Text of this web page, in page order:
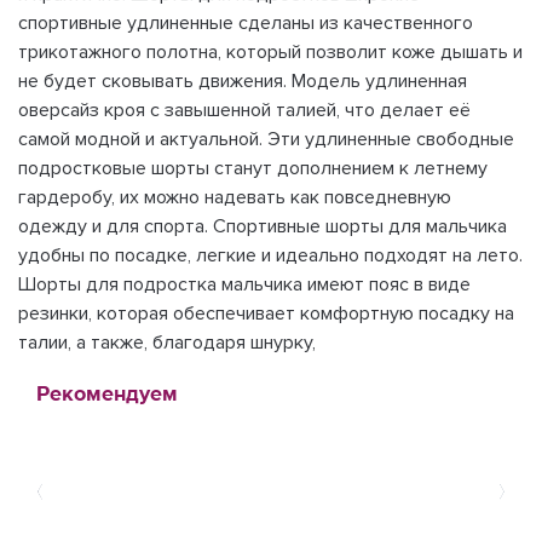
спортивные удлиненные сделаны из качественного
трикотажного полотна, который позволит коже дышать и
не будет сковывать движения. Модель удлиненная
оверсайз кроя с завышенной талией, что делает её
самой модной и актуальной. Эти удлиненные свободные
подростковые шорты станут дополнением к летнему
гардеробу, их можно надевать как повседневную
одежду и для спорта. Спортивные шорты для мальчика
удобны по посадке, легкие и идеально подходят на лето.
Шорты для подростка мальчика имеют пояс в виде
резинки, которая обеспечивает комфортную посадку на
талии, а также, благодаря шнурку,
Рекомендуем